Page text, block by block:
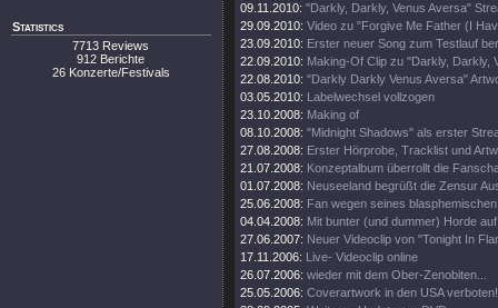
Statistics
7713 Reviews
912 Berichte
26 Konzerte/Festivals
09.11.2010: "Darkly, Darkly, Venus Aversa"
29.09.2010: Video zu "Forgive Me Father (I
23.09.2010: Erster neuer Song zum Testlauf
22.09.2010: Making-Of Clip zu "Darkly, Darkly,
22.08.2010: "Darkly Darkly Venus Aversa"
03.05.2010: Labelwechsel vollzogen
23.10.2008: Making of
08.10.2008: "Midnight Shadows" als erster
27.08.2008: Erster Hörprobe, Tracklist und
21.07.2008: Konzeptalbum überrollt die
01.07.2008: Neuseeland begrüßt die Zensur
25.06.2008: Fan wegen seines
04.04.2008: Mit bunter (und dummer) Horde
27.06.2007: Neuer Videoclip von "Tonight In
17.11.2006: Live- Videoclip online
26.07.2006: wieder mit dem Ober-Zenobiten...
25.05.2006: Coverartwork in den USA verboten!